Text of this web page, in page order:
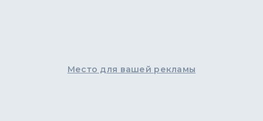
Место для вашей рекламы